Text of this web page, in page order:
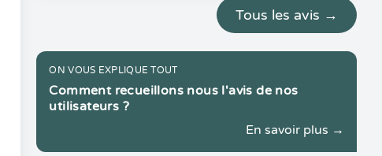
Tous les avis →
ON VOUS EXPLIQUE TOUT
Comment recueillons nous l'avis de nos
utilisateurs ?
En savoir plus →